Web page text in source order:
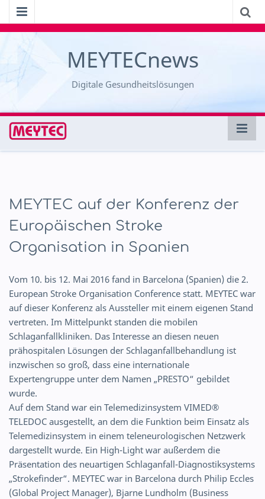
MEYTECnews
Digitale Gesundheitslösungen
MEYTEC auf der Konferenz der
Europäischen Stroke
Organisation in Spanien
Vom 10. bis 12. Mai 2016 fand in Barcelona (Spanien) die 2.
European Stroke Organisation Conference statt. MEYTEC war
auf dieser Konferenz als Aussteller mit einem eigenen Stand
vertreten. Im Mittelpunkt standen die mobilen
Schlaganfallkliniken. Das Interesse an diesen neuen
prähospitalen Lösungen der Schlaganfallbehandlung ist
inzwischen so groß, dass eine internationale
Expertengruppe unter dem Namen „PRESTO“ gebildet
wurde.
Auf dem Stand war ein Telemedizinsystem VIMED®
TELEDOC ausgestellt, an dem die Funktion beim Einsatz als
Telemedizinsystem in einem teleneurologischen Netzwerk
dargestellt wurde. Ein High-Light war außerdem die
Präsentation des neuartigen Schlaganfall-Diagnostiksystems
„Strokefinder“. MEYTEC war in Barcelona durch Philip Eccles
(Global Project Manager), Bjarne Lundholm (Business